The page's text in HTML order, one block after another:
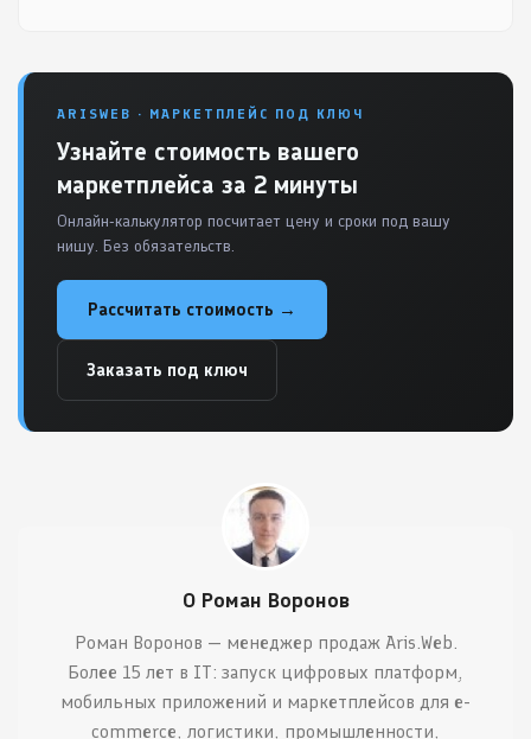
ARISWEB · МАРКЕТПЛЕЙС ПОД КЛЮЧ
Узнайте стоимость вашего
маркетплейса за 2 минуты
Онлайн-калькулятор посчитает цену и сроки под вашу
нишу. Без обязательств.
Рассчитать стоимость →
Заказать под ключ
О Роман Воронов
Роман Воронов — менеджер продаж Aris.Web.
Более 15 лет в IT: запуск цифровых платформ,
мобильных приложений и маркетплейсов для e-
commerce, логистики, промышленности,